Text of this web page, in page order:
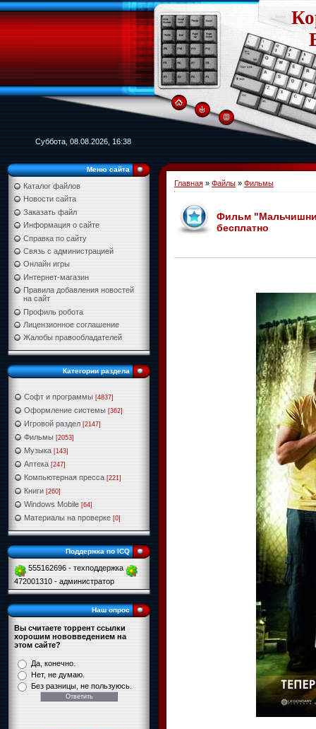
Суббота, 08.08.2026, 16:38
Меню сайта
Каталог файлов
Новости сайта
Заказать файл
Информация о сайте
Справка по сайту
Связь с администрацией
Онлайн игры
Интернет-магазин
Правила добавления новостей
на сайт
Профиль робота
Лицензионное соглашение
Жалобы правообладателей
Категории раздела
Софт и программы [4837]
Оформление системы [362]
Игровой раздел [2147]
Фильмы [2053]
Музыка [143]
Аптека [247]
Компьютерная пресса [221]
Книги [260]
Windows Mobile [64]
Материалы на проверке [0]
Поддержка по ICQ
555162696 - техподдержка
472001310 - администратор
Наш опрос
Вы считаете торрент ссылки
хорошим нововведением на
этом сайте?
Да, конечно.
Нет, не думаю.
Без разницы, не пользуюсь.
Главная » Файлы » Фильмы
Фильм "Мальчишник
бесплатно